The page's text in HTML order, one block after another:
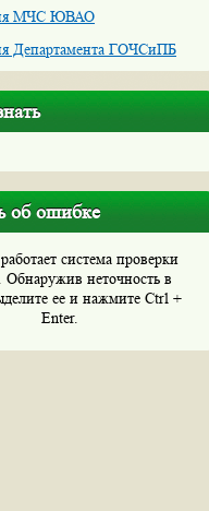
МЧС ЮВАО
Департамента ГОЧСиПБ
об ошибке
система проверки
неточность в
ее и нажмите Ctrl +
Enter.